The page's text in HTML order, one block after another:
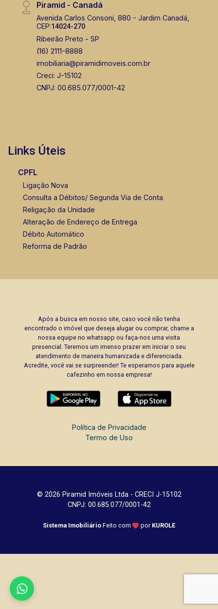
Piramid - Canadá
Avenida Carlos Consoni, 880 - Jardim Canadá,
CEP:14024-270
Ribeirão Preto - SP
(16) 2111-8888
imobiliaria@piramidimoveis.com.br
Creci: J-15102
CNPJ: 00.685.077/0001-42
Links Úteis
CPFL
Ligação Nova
Consulta a Débitos/ Segunda Via de Conta
Religação da Unidade
Alteração de Endereço de Entrega
Débito Automático
Reforma de Padrão
Após a busca em nosso site, caso você não tenha
encontrado o imóvel que deseja alugar ou comprar, chame a
nossa equipe no whatsapp ou faça-nos uma visita
presencial. Teremos um imenso prazer em iniciar o seu
atendimento de maneira humanizada e diferenciada.
Acredite, você vai se surpreender! Te esperamos para aquele
cafezinho em nossa empresa!
Política de Privacidade
Termo de Uso
© 2026 Piramid Imóveis Ltda - CRECI J-15102
CNPJ: 00.685.077/0001-42
Sistema Imobiliário Feito com por KUROLE